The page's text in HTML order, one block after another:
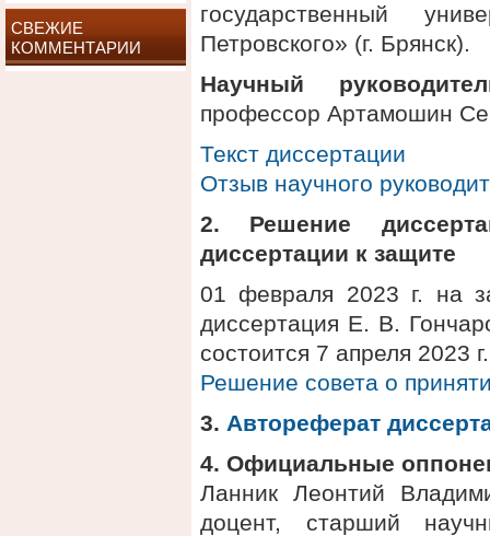
СВЕЖИЕ
КОММЕНТАРИИ
государственный
Петровского» (г. Брянск).
Научный
профессор Артамошин
Текст диссертации
Отзыв научного
2. Решение
диссертации к защите
01 февраля 2023 г. на
диссертация Е. В.
состоится 7 апреля 2023
Решение совета о
3. Автореферат
4. Официальные
Ланник Леонтий
доцент, старший